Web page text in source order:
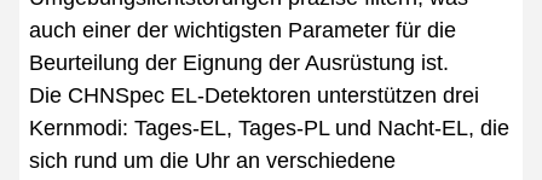
auch einer der wichtigsten Parameter für die
Beurteilung der Eignung der Ausrüstung ist.
Die CHNSpec EL-Detektoren unterstützen drei
Kernmodi: Tages-EL, Tages-PL und Nacht-EL, die
sich rund um die Uhr an verschiedene